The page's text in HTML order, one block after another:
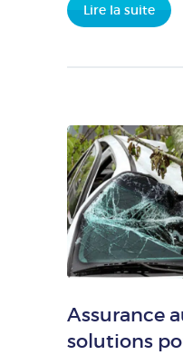
Lire la suite
Assurance
solutions